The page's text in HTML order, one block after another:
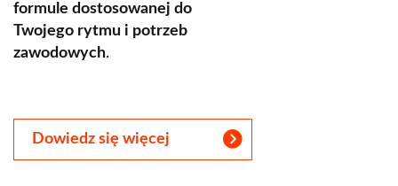
formule dostosowanej do
Twojego rytmu i potrzeb
zawodowych.
Dowiedz się więcej